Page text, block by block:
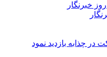
خبرنگار
چذابه بازدید نمود